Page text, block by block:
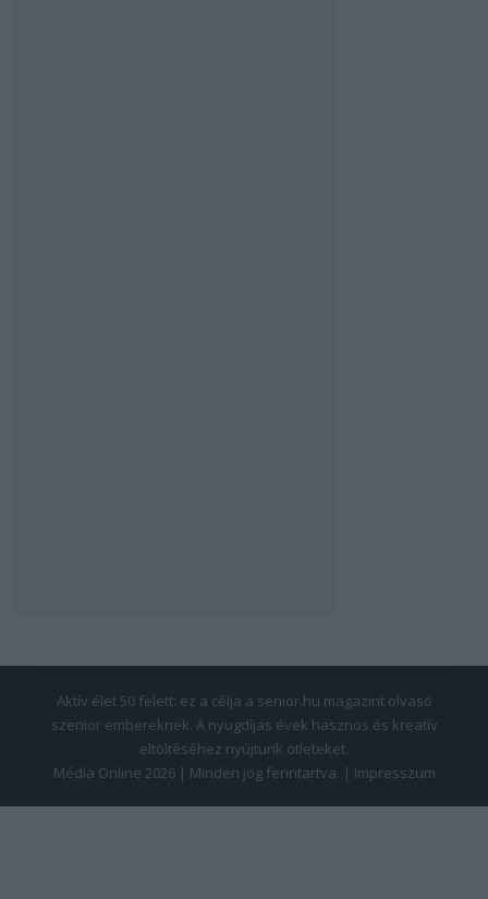
Aktív élet 50 felett: ez a célja a senior.hu magazint olvasó
szenior embereknek. A nyugdíjas évek hasznos és kreatív
eltöltéséhez nyújtunk ötleteket.
Média Online 2026 | Minden jog fenntartva. | Impresszum